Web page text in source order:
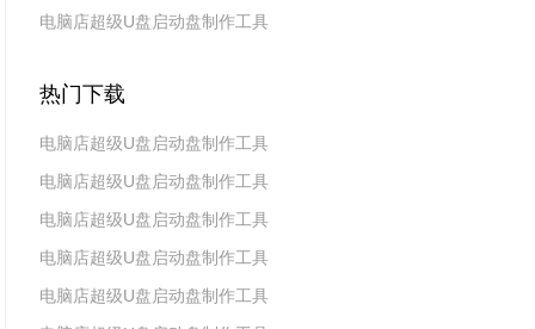
v7.5_2509
电脑店超级U盘启动盘制作工具
热门下载
电脑店超级U盘启动盘制作工具
v7.5_2606
电脑店超级U盘启动盘制作工具
v7.5_2604
电脑店超级U盘启动盘制作工具
v7.5_2602
电脑店超级U盘启动盘制作工具
v7.5 2019(天蓬元帅版)
电脑店超级U盘启动盘制作工具